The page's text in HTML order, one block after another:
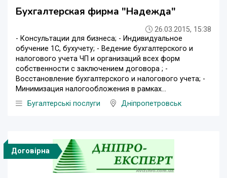
Бухгалтерская фирма "Надежда"
26.03.2015, 15:38
- Консультации для бизнеса; - Индивидуальное
обучение 1С, бухучету; - Ведение бухгалтерского и
налогового учета ЧП и организаций всех форм
собственности с заключением договора ; -
Восстановление бухгалтерского и налогового учета; -
Минимизация налогообложения в рамках...
Бугалтерські послуги
Дніпропетровськ
Договірна